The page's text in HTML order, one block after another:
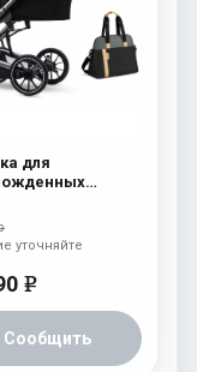
для
e
Сообщить
уточняйте